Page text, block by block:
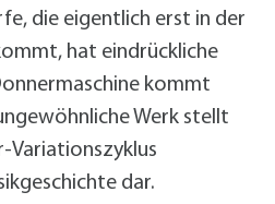
die eigentlich erst in der
hat eindrückliche
kommt
Werk stellt
Variationszyklus
dar.